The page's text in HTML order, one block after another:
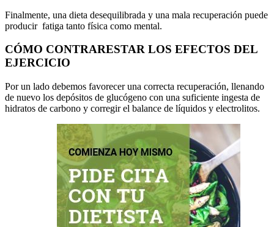
Finalmente, una dieta desequilibrada y una mala recuperación puede
producir fatiga tanto física como mental.
CÓMO CONTRARESTAR LOS EFECTOS DEL
EJERCICIO
Por un lado debemos favorecer una correcta recuperación, llenando
de nuevo los depósitos de glucógeno con una suficiente ingesta de
hidratos de carbono y corregir el balance de líquidos y electrolitos.